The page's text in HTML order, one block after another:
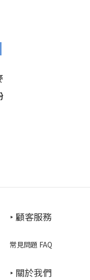
‣ 顧客服務
常見問題 FAQ
‣ 關於我們